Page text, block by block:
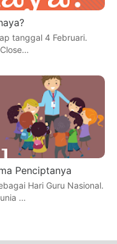
tanggal 4 Februari.
Penciptanya
Hari Guru Nasional.
…